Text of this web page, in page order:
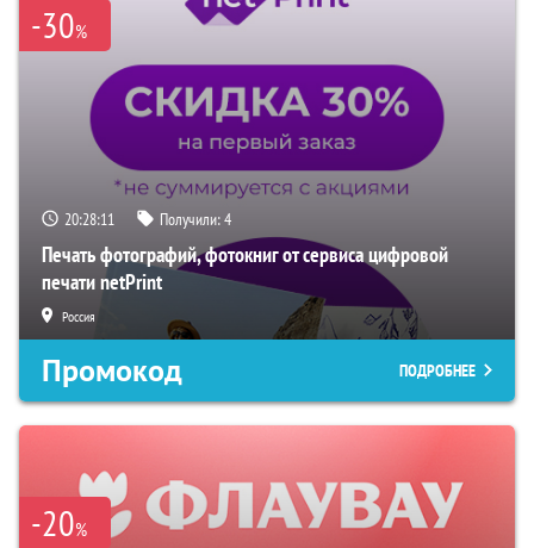
-30%
20:28:10 Получили:4
Печать фотографий, фотокниг от сервиса цифровой
печати netPrint
Россия
Промокод ПОДРОБНЕЕ
-20%